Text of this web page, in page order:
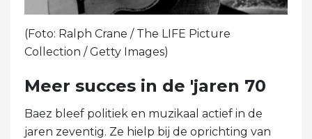
(Foto: Ralph Crane / The LIFE Picture
Collection / Getty Images)
Meer succes in de 'jaren 70
Baez bleef politiek en muzikaal actief in de
jaren zeventig. Ze hielp bij de oprichting van